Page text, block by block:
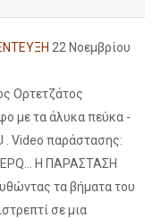
22 Νοεμβρίου
Ορτετζάτος
με τα άλυκα πεύκα -
. Video παράστασης:
Η ΠΑΡΑΣΤΑΣΗ
τα βήματα του
σε μια